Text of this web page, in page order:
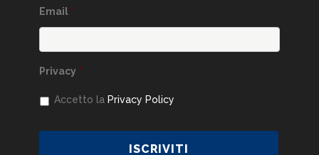
Email *
Privacy *
Accetto la Privacy Policy